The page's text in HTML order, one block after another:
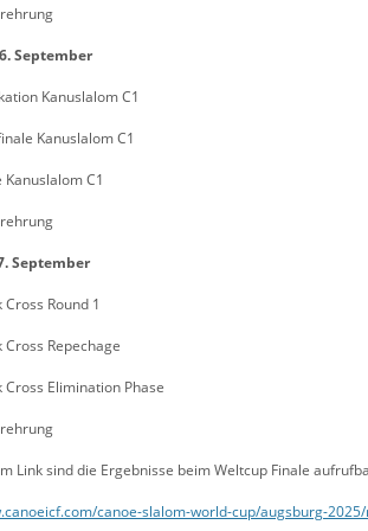
September
Kanuslalom C1
Kanuslalom C1
Kanuslalom C1
September
Cross Round 1
Cross Repechage
Cross Elimination Phase
Link sind die Ergebnisse beim Weltcup Finale
canoe-slalom-world-cup/augsburg-